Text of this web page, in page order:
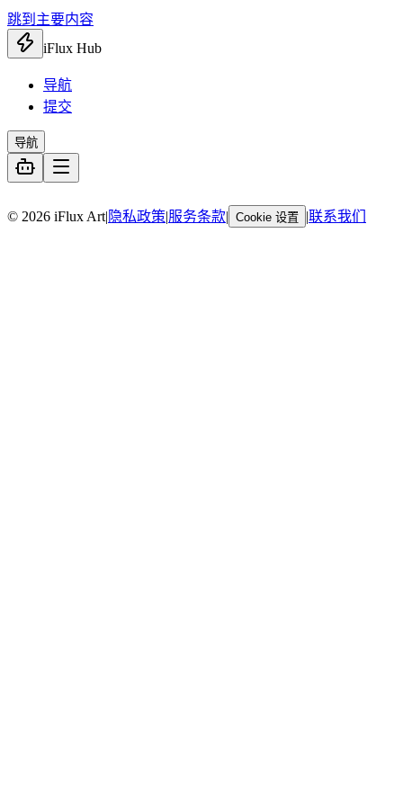
跳到主要内容
iFlux Hub
导航
提交
导航
© 2026 iFlux Art| 隐私政策|服务条款| Cookie 设置 |联系我们